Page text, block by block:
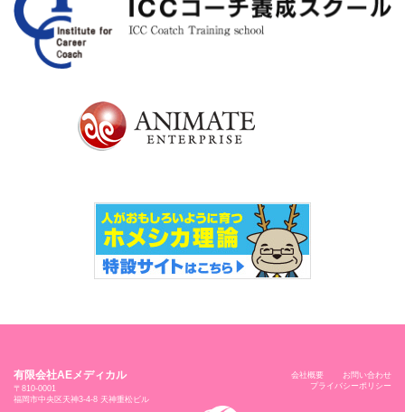
有限会社AEメディカル
〒810-0001
福岡市中央区天神3-4-8 天神重松ビル
会社概要
お問い合わせ
プライバシーポリシー